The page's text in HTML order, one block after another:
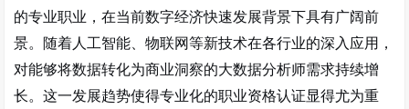
的专业职业，在当前数字经济快速发展背景下具有广阔前
景。随着人工智能、物联网等新技术在各行业的深入应用，
对能够将数据转化为商业洞察的大数据分析师需求持续增
长。这一发展趋势使得专业化的职业资格认证显得尤为重